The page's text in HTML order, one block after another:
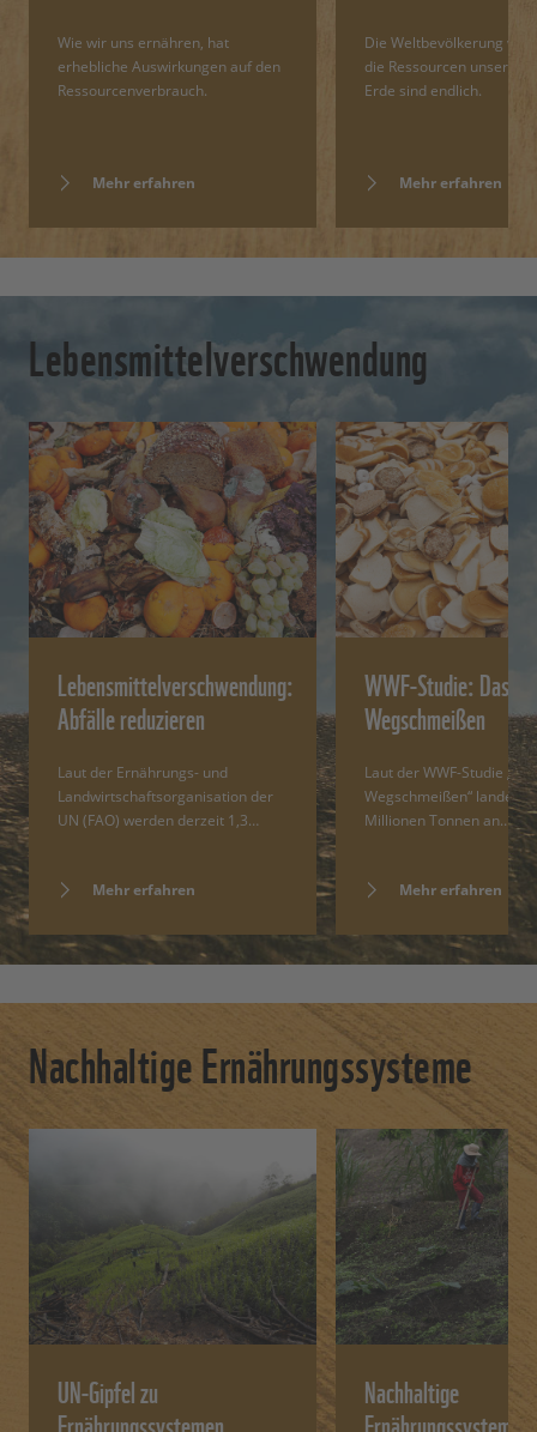
Wie wir uns ernähren, hat
erhebliche Auswirkungen auf den
Ressourcenverbrauch.
Mehr erfahren
Die Weltbevölkerung
die Ressourcen unseres
Erde sind endlich.
Mehr erfahren
Lebensmittelverschwendung
Lebensmittelverschwendung:
Abfälle reduzieren
Laut der Ernährungs- und
Landwirtschaftsorganisation der
UN (FAO) werden derzeit 1,3…
Mehr erfahren
WWF-Studie: Das
Wegschmeißen
Laut der WWF-Studie
Wegschmeißen“ landen
Millionen Tonnen an…
Mehr erfahren
Nachhaltige Ernährungssysteme
UN-Gipfel zu Nachhaltige